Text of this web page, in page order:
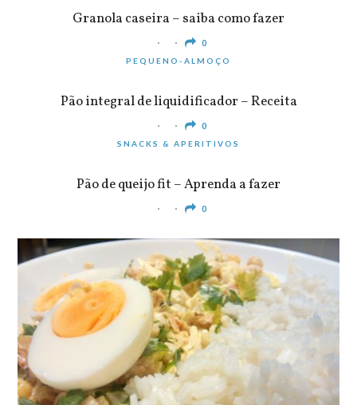
Granola caseira – saiba como fazer
0
PEQUENO-ALMOÇO
Pão integral de liquidificador – Receita
0
SNACKS & APERITIVOS
Pão de queijo fit – Aprenda a fazer
0